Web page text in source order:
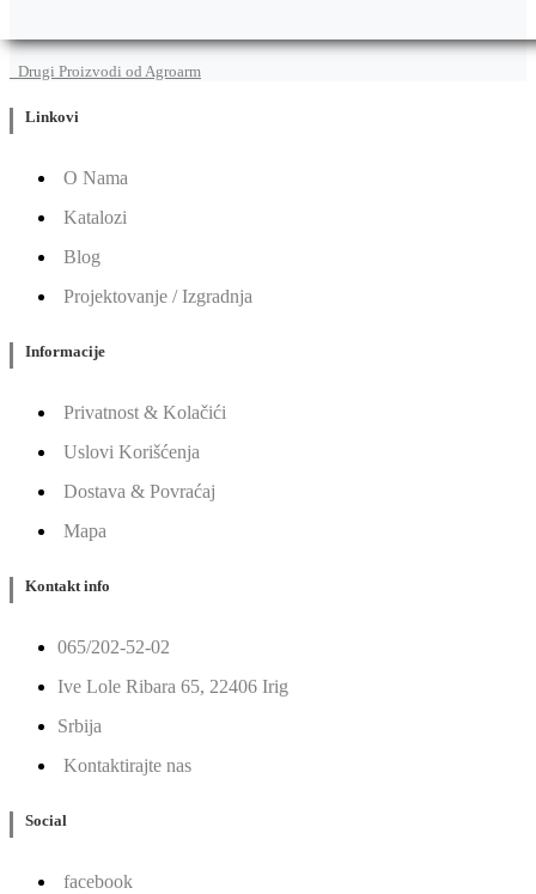
Drugi Proizvodi od Agroarm
Linkovi
O Nama
Katalozi
Blog
Projektovanje / Izgradnja
Informacije
Privatnost & Kolačići
Uslovi Korišćenja
Dostava & Povraćaj
Mapa
Kontakt info
065/202-52-02
Ive Lole Ribara 65, 22406 Irig
Srbija
Kontaktirajte nas
Social
facebook